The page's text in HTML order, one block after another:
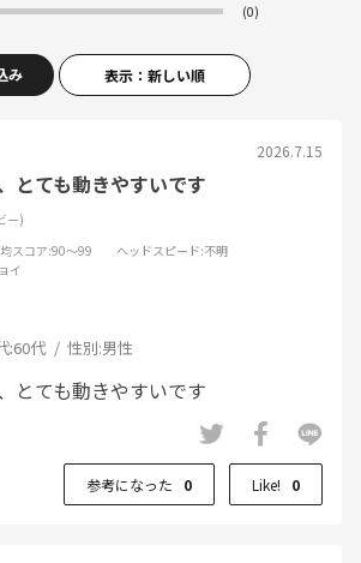
(0)
み 表示：新しい順
2026.7.15
とても動きやすいです
ー)
スコア:90～99 ヘッドスピード:不明
イ
:60代 性別:男性
とても動きやすいです
参考になった 0 Like! 0